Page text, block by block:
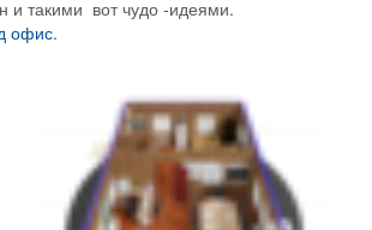
такими вот чудо -идеями.
офис.